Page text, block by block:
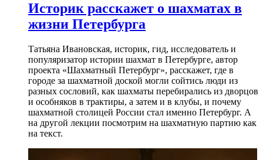
Историк расскажет о шахматах в
жизни Петербурга
Татьяна Ивановская, историк, гид, исследователь и
популяризатор истории шахмат в Петербурге, автор
проекта «Шахматный Петербург», расскажет, где в
городе за шахматной доской могли сойтись люди из
разных сословий, как шахматы перебирались из дворцов
и особняков в трактиры, а затем и в клубы, и почему
шахматной столицей России стал именно Петербург. А
на другой лекции посмотрим на шахматную партию как
на текст.